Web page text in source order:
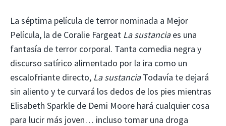
La séptima película de terror nominada a Mejor
Película, la de Coralie Fargeat La sustanciaes una
fantasía de terror corporal. Tanta comedia negra y
discurso satírico alimentado por la ira como un
escalofriante directo, La sustanciaTodavía te dejará
sin aliento y te curvará los dedos de los pies mientras
Elisabeth Sparkle de Demi Moore hará cualquier cosa
para lucir más joven… incluso tomar una droga